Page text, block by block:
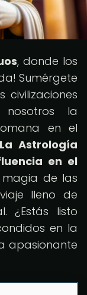
, donde los
Sumérgete
la
en el
Astrología
en el
magia de las
lleno de
¿Estás listo
en la
apasionante